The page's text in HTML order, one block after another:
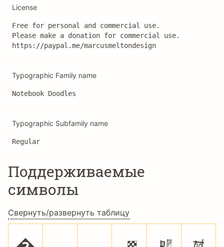
License
Free for personal and commercial use.
Please make a donation for commercial use.
https://paypal.me/marcusmeltondesign
Typographic Family name
Notebook Doodles
Typographic Subfamily name
Regular
Поддерживаемые
символы
Свернуть/развернуть таблицу